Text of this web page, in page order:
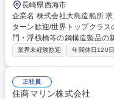
長崎県西海市
企業名 株式会社大島造船所 求人名 【長崎】橋梁製造･建設施工管理■U・I
ターン歓迎/世界トップクラスの造船会社 仕事の内
門・浮桟橋等の鋼構造製品の
す。鉄構事業を展開する当社
動エリアとし、設計から製作
う現地での施工管理をお任せ
業界未経験歓迎 年間休日120
正社員
住商マリン株式会社